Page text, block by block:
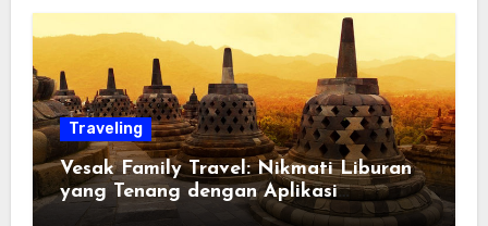
Traveling
Vesak Family Travel: Nikmati Liburan
yang Tenang dengan Aplikasi
Pemindai PDF